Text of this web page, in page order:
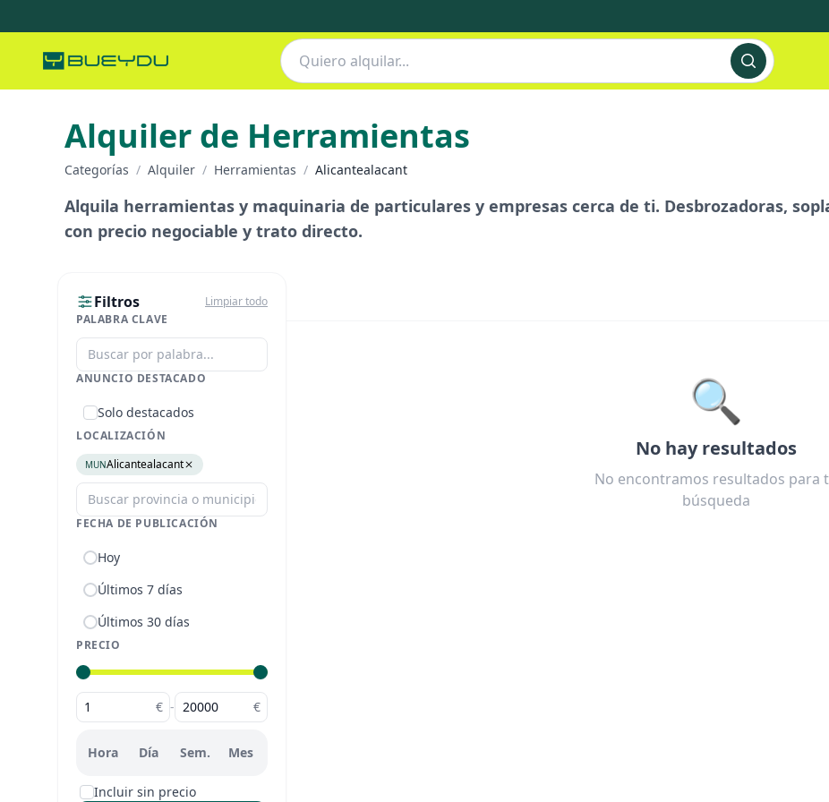
Alquiler de Herramientas
Categorías / Alquiler / Herramientas / Alicantealacant
Alquila herramientas y maquinaria de particulares y empresas cerca de ti. Desbrozadoras,
con precio negociable y trato directo.
Filtros
Limpiar todo
PALABRA CLAVE
ANUNCIO DESTACADO
Solo destacados
LOCALIZACIÓN
MUNAlicantealacant
FECHA DE PUBLICACIÓN
Hoy
Últimos 7 días
Últimos 30 días
PRECIO
€ - €
Hora Día Sem. Mes
Incluir sin precio
🔍
No hay resultados
No encontramos resultados para
búsqueda